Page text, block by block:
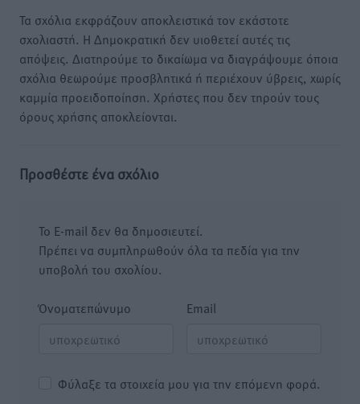
Τα σχόλια εκφράζουν αποκλειστικά τον εκάστοτε
σχολιαστή. Η Δημοκρατική δεν υιοθετεί αυτές τις
απόψεις. Διατηρούμε το δικαίωμα να διαγράψουμε όποια
σχόλια θεωρούμε προσβλητικά ή περιέχουν ύβρεις, χωρίς
καμμία προειδοποίηση. Χρήστες που δεν τηρούν τους
όρους χρήσης αποκλείονται.
Προσθέστε ένα σχόλιο
Το E-mail δεν θα δημοσιευτεί.
Πρέπει να συμπληρωθούν όλα τα πεδία για την
υποβολή του σχολίου.
Όνοματεπώνυμο Email
Φύλαξε τα στοιχεία μου για την επόμενη φορά.